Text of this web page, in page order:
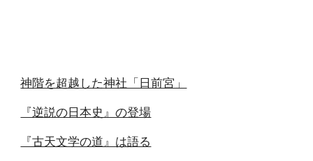
神階を超越した神社「日前宮」
『逆説の日本史』の登場
『古天文学の道』は語る